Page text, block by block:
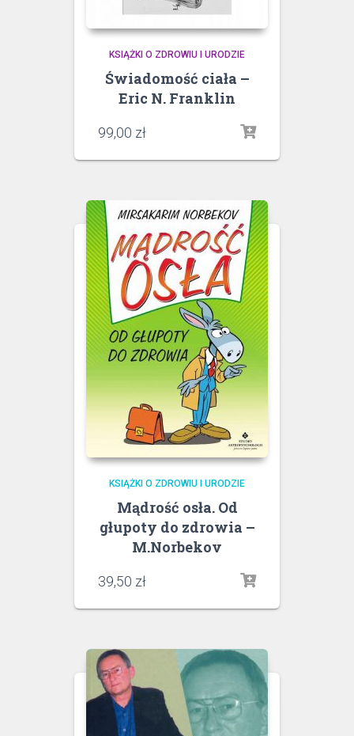
KSIĄŻKI O ZDROWIU I URODZIE
Świadomość ciała –
Eric N. Franklin
99,00 zł
KSIĄŻKI O ZDROWIU I URODZIE
Mądrość osła. Od
głupoty do zdrowia –
M.Norbekov
39,50 zł